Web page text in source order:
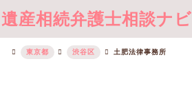
遺産相続弁護士相談ナビ
東京都 渋谷区 土肥法律事務所